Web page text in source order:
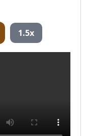
1.5x